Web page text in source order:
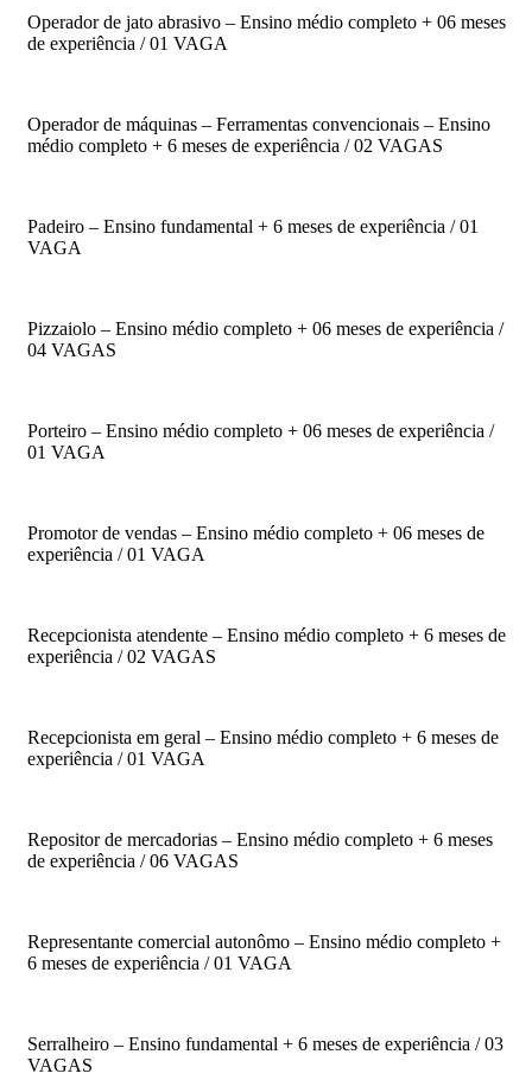
Operador de jato abrasivo – Ensino médio completo + 06 meses
de experiência / 01 VAGA
Operador de máquinas – Ferramentas convencionais – Ensino
médio completo + 6 meses de experiência / 02 VAGAS
Padeiro – Ensino fundamental + 6 meses de experiência / 01
VAGA
Pizzaiolo – Ensino médio completo + 06 meses de experiência /
04 VAGAS
Porteiro – Ensino médio completo + 06 meses de experiência /
01 VAGA
Promotor de vendas – Ensino médio completo + 06 meses de
experiência / 01 VAGA
Recepcionista atendente – Ensino médio completo + 6 meses de
experiência / 02 VAGAS
Recepcionista em geral – Ensino médio completo + 6 meses de
experiência / 01 VAGA
Repositor de mercadorias – Ensino médio completo + 6 meses
de experiência / 06 VAGAS
Representante comercial autonômo – Ensino médio completo +
6 meses de experiência / 01 VAGA
Serralheiro – Ensino fundamental + 6 meses de experiência / 03
VAGAS